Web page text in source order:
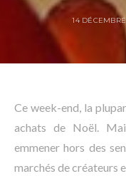
14
Ce week-end, la
achats de Noël.
emmener hors des
marchés de créateurs